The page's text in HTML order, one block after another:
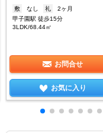
敷
なし 礼
2ヶ月
甲子園駅 徒歩15分
3LDK/68.44㎡
お問合せ
お気に入り